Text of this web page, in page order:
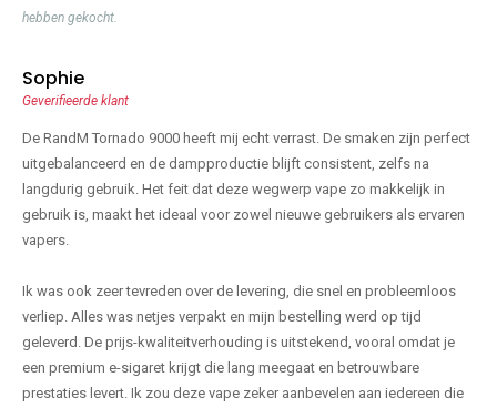
hebben gekocht.
Sophie
Geverifieerde klant
De RandM Tornado 9000 heeft mij echt verrast. De smaken zijn perfect
uitgebalanceerd en de dampproductie blijft consistent, zelfs na
langdurig gebruik. Het feit dat deze wegwerp vape zo makkelijk in
gebruik is, maakt het ideaal voor zowel nieuwe gebruikers als ervaren
vapers.
Ik was ook zeer tevreden over de levering, die snel en probleemloos
verliep. Alles was netjes verpakt en mijn bestelling werd op tijd
geleverd. De prijs-kwaliteitverhouding is uitstekend, vooral omdat je
een premium e-sigaret krijgt die lang meegaat en betrouwbare
prestaties levert. Ik zou deze vape zeker aanbevelen aan iedereen die